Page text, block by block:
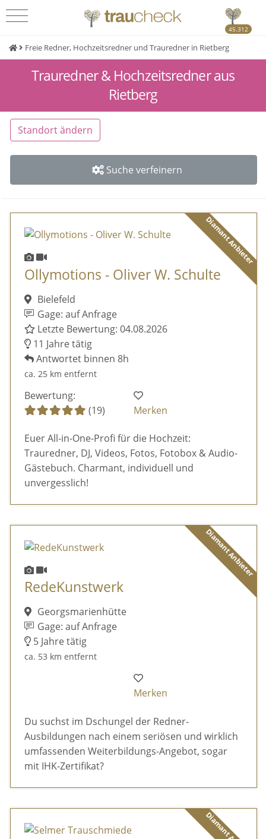
45.312
Freie Redner, Hochzeitsredner und Trauredner in Rietberg
Trauredner & Hochzeitsredner aus
Rietberg
Standort ändern
Suche verfeinern
Diamant Anbieter
Ollymotions - Oliver W. Schulte
Bielefeld
Gage: auf Anfrage
Letzte Bewertung: 04.08.2026
11 Jahre tätig
Antwortet binnen 8h
ca. 25 km entfernt
Bewertung:
(19)
Merken
Euer All-in-One-Profi für die Hochzeit:
Trauredner, DJ, Videos, Fotos, Fotobox & Audio-
Gästebuch. Charmant, individuell und
unvergesslich!
Diamant Anbieter
RedeKunstwerk
Georgsmarienhütte
Gage: auf Anfrage
5 Jahre tätig
ca. 53 km entfernt
Merken
Du suchst im Dschungel der Redner-
Ausbildungen nach einem seriösen und wirklich
umfassenden Weiterbildungs-Angebot, sogar
mit IHK-Zertifikat?